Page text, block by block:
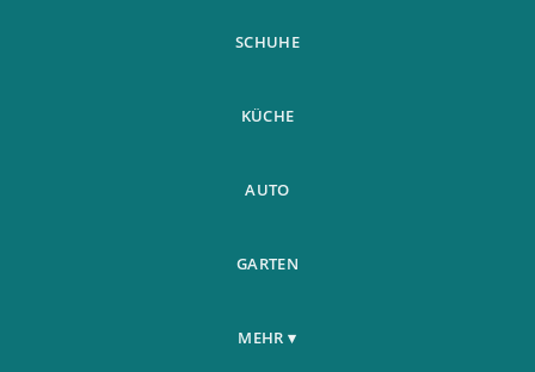
SCHUHE
KÜCHE
AUTO
GARTEN
MEHR ▾